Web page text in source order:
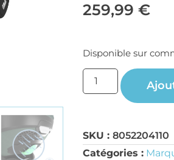
259,99€
Disponible sur
SKU :8052204110
Catégories :